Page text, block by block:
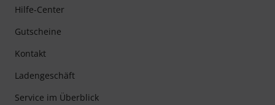
Hilfe-Center
Gutscheine
Kontakt
Ladengeschäft
Service im Überblick